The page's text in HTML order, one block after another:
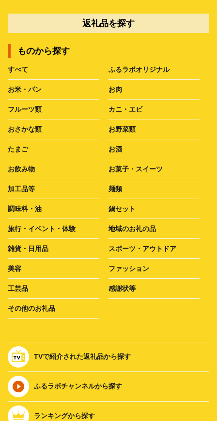
返礼品を探す
ものから探す
すべて ふるラボオリジナル
お米・パン お肉
フルーツ類 カニ・エビ
おさかな類 お野菜類
たまご お酒
お飲み物 お菓子・スイーツ
加工品等 麺類
調味料・油 鍋セット
旅行・イベント・体験 地域のお礼の品
雑貨・日用品 スポーツ・アウトドア
美容 ファッション
工芸品 感謝状等
その他のお礼品
TVで紹介された返礼品から探す
ふるラボチャンネルから探す
ランキングから探す